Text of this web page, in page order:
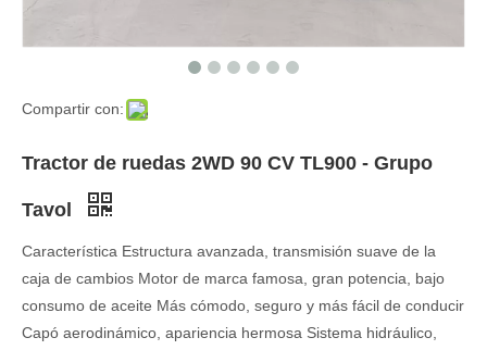
Compartir con:
Tractor de ruedas 2WD 90 CV TL900 - Grupo
Tavol
Característica Estructura avanzada, transmisión suave de la
caja de cambios Motor de marca famosa, gran potencia, bajo
consumo de aceite Más cómodo, seguro y más fácil de conducir
Capó aerodinámico, apariencia hermosa Sistema hidráulico,